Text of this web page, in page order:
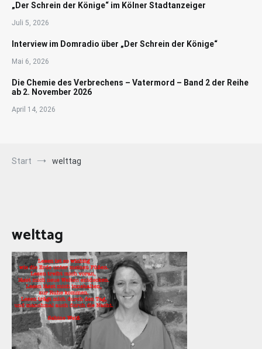
„Der Schrein der Könige“ im Kölner Stadtanzeiger
Juli 5, 2026
Interview im Domradio über „Der Schrein der Könige“
Mai 6, 2026
Die Chemie des Verbrechens – Vatermord – Band 2 der Reihe
ab 2. November 2026
April 14, 2026
Start welttag
welttag